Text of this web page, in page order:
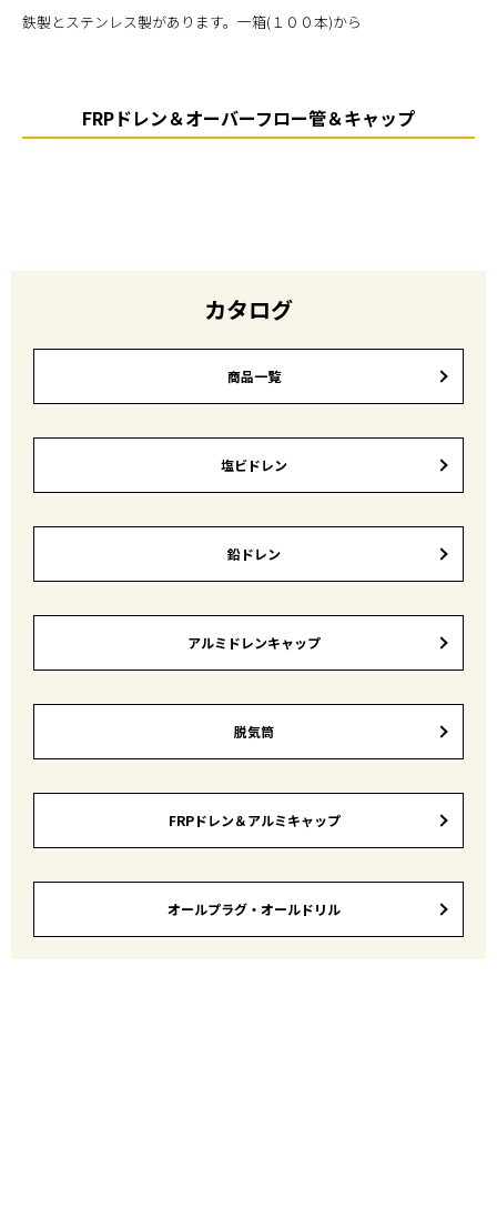
鉄製とステンレス製があります。一箱(１００本)から
FRPドレン＆オーバーフロー管＆キャップ
カタログ
商品一覧
塩ビドレン
鉛ドレン
アルミドレンキャップ
脱気筒
FRPドレン＆アルミキャップ
オールプラグ・オールドリル